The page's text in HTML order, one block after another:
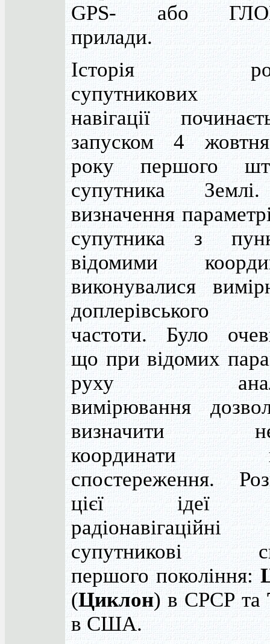
GPS- або
прилади.
Історія
супутникових
навігації
запуском 4
року першого
супутника
визначення
супутника з
відомими
виконувалися
доплерівського
частоти. Було
що при відомих
руху
вимірювання
визначити
координати
спостереження.
цієї ідеї
радіонавігаційні
супутникові
першого покоління:
(Циклон) в СРСР та
в США.